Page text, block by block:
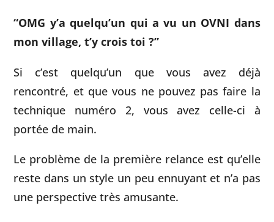
“OMG y’a quelqu’un qui a vu un OVNI dans
mon village, t’y crois toi ?”
Si c’est quelqu’un que vous avez déjà
rencontré, et que vous ne pouvez pas faire la
technique numéro 2, vous avez celle-ci à
portée de main.
Le problème de la première relance est qu’elle
reste dans un style un peu ennuyant et n’a pas
une perspective très amusante.